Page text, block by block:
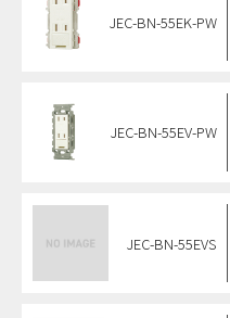
JEC-BN-55EK-PW
JEC-BN-55EV-PW
JEC-BN-55EVS